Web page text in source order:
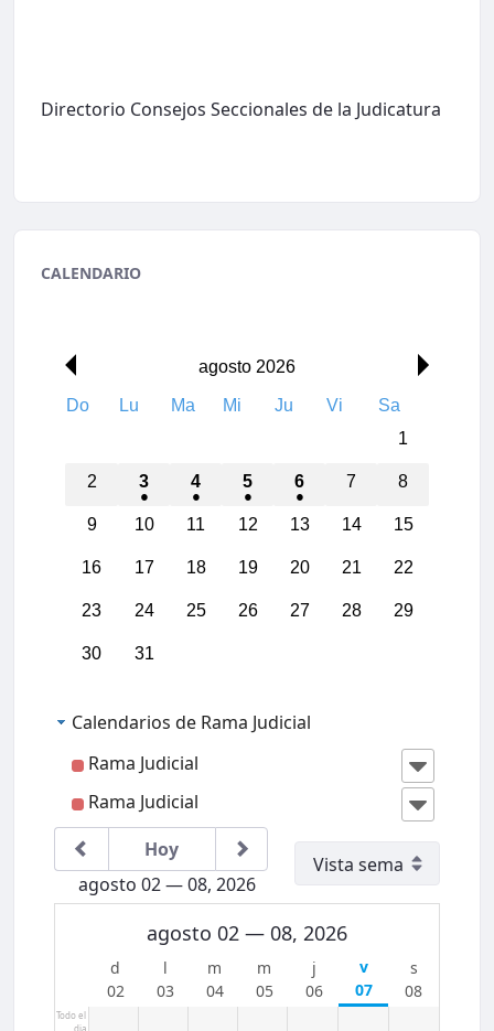
Directorio Consejos Seccionales de la Judicatura
CALENDARIO
agosto 2026
Do Lu Ma Mi Ju Vi
Sa
1
2 3 4 5 6 7 8
9 10 11 12 13 14 15
16 17 18 19 20 21 22
23 24 25 26 27 28 29
30 31
Calendarios de Rama Judicial
Rama Judicial
Rama Judicial
Hoy
agosto 02 — 08, 2026
agosto 02 — 08, 2026
02 03 04 05 06 07 08
Todo el
dia
01:00
04:00
08:00
greso
Jurisdi
cción
Conten
Admini
a del
Caribe